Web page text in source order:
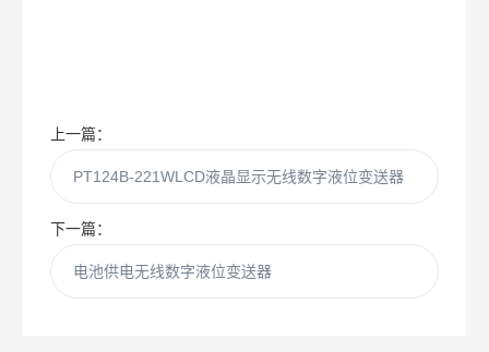
上一篇：
PT124B-221WLCD液晶显示无线数字液位变送器
下一篇：
电池供电无线数字液位变送器